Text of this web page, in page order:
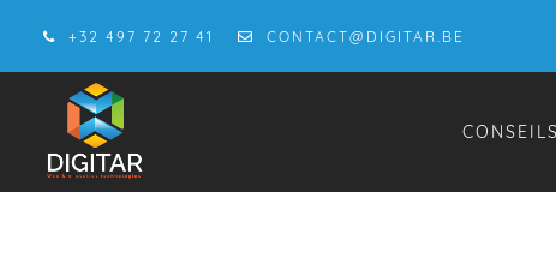
+32 497 72 27 41 CONTACT@DIGITAR.BE
CONSEILS